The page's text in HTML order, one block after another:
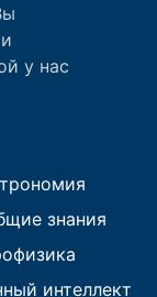
у нас
знания
интеллект